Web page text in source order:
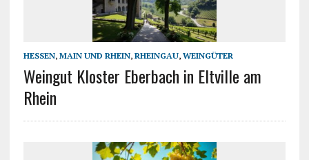
HESSEN, MAIN UND RHEIN, RHEINGAU, WEINGÜTER
Weingut Kloster Eberbach in Eltville am
Rhein